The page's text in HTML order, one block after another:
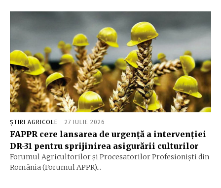
ȘTIRI AGRICOLE 27 IULIE 2026
FAPPR cere lansarea de urgență a intervenției
DR-31 pentru sprijinirea asigurării culturilor
Forumul Agricultorilor și Procesatorilor Profesioniști din
România (Forumul APPR)...